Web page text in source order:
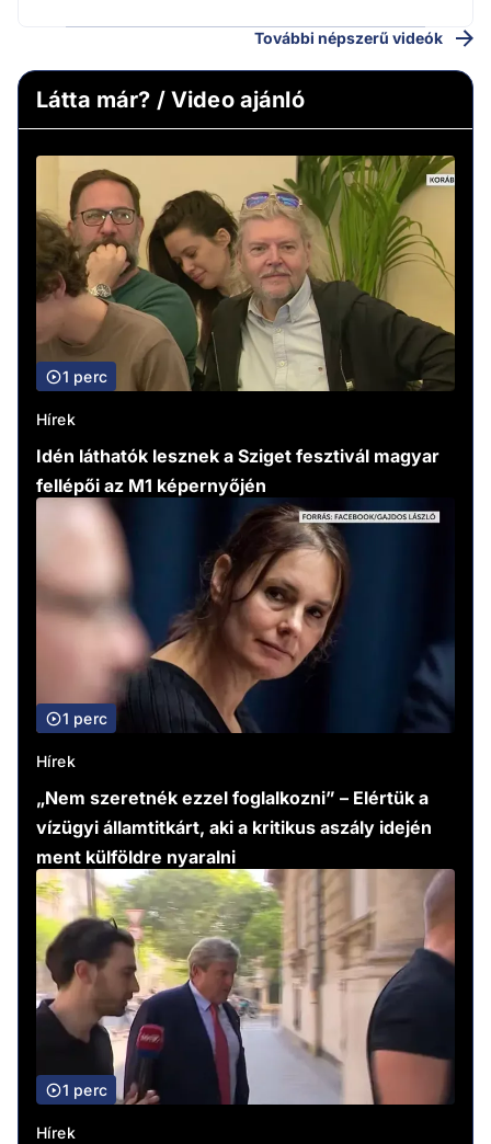
További népszerű videók
Látta már? / Video ajánló
1 perc
Hírek
Idén láthatók lesznek a Sziget fesztivál magyar
fellépői az M1 képernyőjén
1 perc
Hírek
„Nem szeretnék ezzel foglalkozni” – Elértük a
vízügyi államtitkárt, aki a kritikus aszály idején
ment külföldre nyaralni
1 perc
Hírek